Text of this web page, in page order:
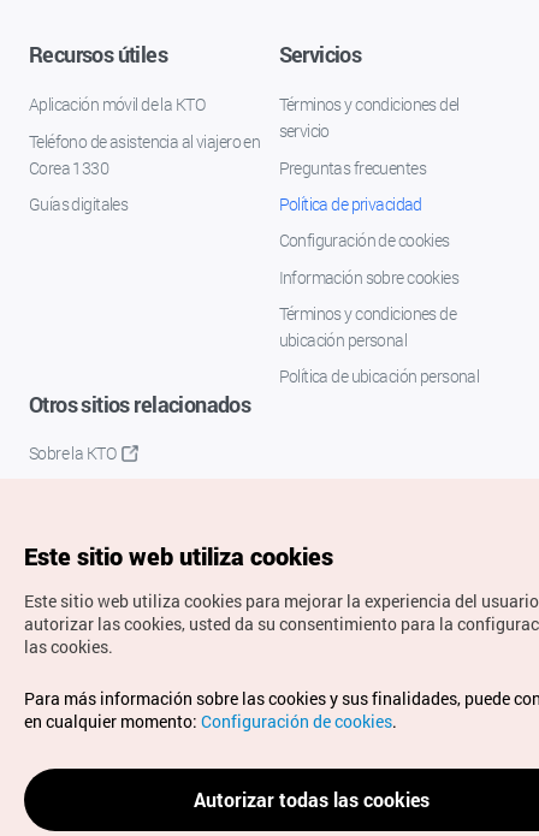
Recursos útiles
Aplicación móvil de la KTO
Teléfono de asistencia al viajero en
Corea 1330
Guías digitales
Servicios
Términos y condiciones del
servicio
Preguntas frecuentes
Política de privacidad
Configuración de cookies
Información sobre cookies
Términos y condiciones de
ubicación personal
Política de ubicación personal
Otros sitios relacionados
Sobre la KTO
Copyrights © Organización de Turismo de Corea. Todos los
derechos reservados.
Para informes de errores y cuestiones relacionadas con el
sitio web, dirija sus consultas al correoelectrónico oficial:
spanish@knto.or.kr
Este sitio web utiliza cookies
Este sitio web utiliza cookies para mejorar la experiencia del
autorizar las cookies, usted da su consentimiento para la
las cookies.
Para más información sobre las cookies y sus finalidades, puede
en cualquier momento: Configuración de cookies.
Autorizar todas las cookies